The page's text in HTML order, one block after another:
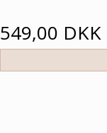
549,00 DKK